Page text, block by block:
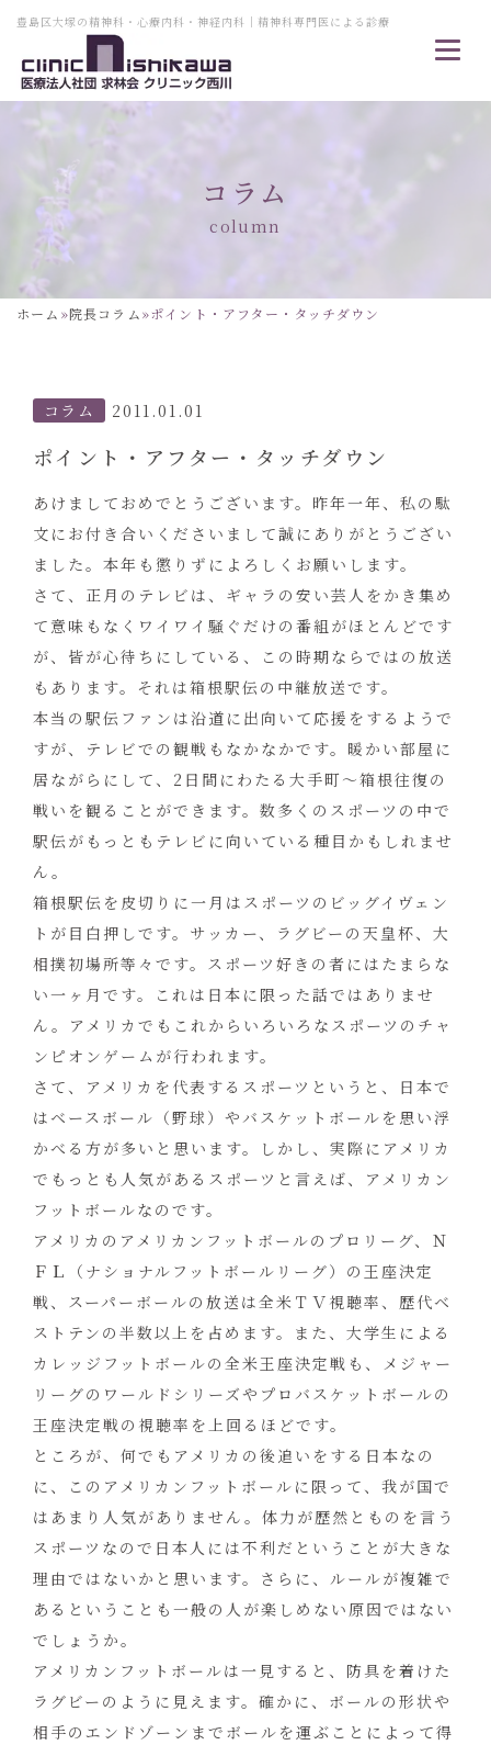
豊島区大塚の精神科・心療内科・神経内科｜精神科専門医による診療
コラム
column
ホーム »院長コラム»ポイント・アフター・タッチダウン
コラム 2011.01.01
ポイント・アフター・タッチダウン
あけましておめでとうございます。昨年一年、私の駄
文にお付き合いくださいまして誠にありがとうござい
ました。本年も懲りずによろしくお願いします。
さて、正月のテレビは、ギャラの安い芸人をかき集め
て意味もなくワイワイ騒ぐだけの番組がほとんどです
が、皆が心待ちにしている、この時期ならではの放送
もあります。それは箱根駅伝の中継放送です。
本当の駅伝ファンは沿道に出向いて応援をするようで
すが、テレビでの観戦もなかなかです。暖かい部屋に
居ながらにして、2日間にわたる大手町～箱根往復の
戦いを観ることができます。数多くのスポーツの中で
駅伝がもっともテレビに向いている種目かもしれませ
ん。
箱根駅伝を皮切りに一月はスポーツのビッグイヴェン
トが目白押しです。サッカー、ラグビーの天皇杯、大
相撲初場所等々です。スポーツ好きの者にはたまらな
い一ヶ月です。これは日本に限った話ではありませ
ん。アメリカでもこれからいろいろなスポーツのチャ
ンピオンゲームが行われます。
さて、アメリカを代表するスポーツというと、日本で
はベースボール（野球）やバスケットボールを思い浮
かべる方が多いと思います。しかし、実際にアメリカ
でもっとも人気があるスポーツと言えば、アメリカン
フットボールなのです。
アメリカのアメリカンフットボールのプロリーグ、Ｎ
ＦＬ（ナショナルフットボールリーグ）の王座決定
戦、スーパーボールの放送は全米ＴＶ視聴率、歴代ベ
ストテンの半数以上を占めます。また、大学生による
カレッジフットボールの全米王座決定戦も、メジャー
リーグのワールドシリーズやプロバスケットボールの
王座決定戦の視聴率を上回るほどです。
ところが、何でもアメリカの後追いをする日本なの
に、このアメリカンフットボールに限って、我が国で
はあまり人気がありません。体力が歴然とものを言う
スポーツなので日本人には不利だということが大きな
理由ではないかと思います。さらに、ルールが複雑で
あるということも一般の人が楽しめない原因ではない
でしょうか。
アメリカンフットボールは一見すると、防具を着けた
ラグビーのように見えます。確かに、ボールの形状や
相手のエンドゾーンまでボールを運ぶことによって得